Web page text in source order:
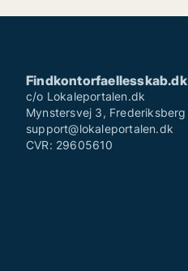
Findkontorfaellesskab.dk
c/o Lokaleportalen.dk
Mynstersvej 3, Frederiksberg
support@lokaleportalen.dk
CVR: 29605610